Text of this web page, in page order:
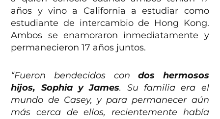
años y vino a California a estudiar como
estudiante de intercambio de Hong Kong.
Ambos se enamoraron inmediatamente y
permanecieron 17 años juntos.
“Fueron bendecidos condos hermosos
hijos, Sophia y James. Su familia era el
mundo de Casey, y para permanecer aún
más cerca de ellos, recientemente había